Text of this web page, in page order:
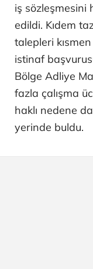
iş sözleşmesini
edildi. Kıdem
talepleri
istinaf
Bölge Adliye
fazla çalışma
haklı nedene
yerinde buldu.